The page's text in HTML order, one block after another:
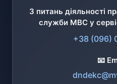
З питань діяльності
служби МВС у
+38 (096)
📧